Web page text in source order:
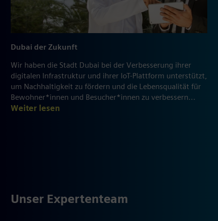
Dubai der Zukunft
Wir haben die Stadt Dubai bei der Verbesserung ihrer
digitalen Infrastruktur und ihrer IoT-Plattform unterstützt,
um Nachhaltigkeit zu fördern und die Lebensqualität für
Bewohner*innen und Besucher*innen zu verbessern...
Weiter lesen
Unser Expertenteam